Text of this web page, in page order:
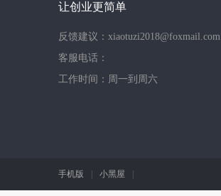
让创业更简单
反馈建议：xiaotuzi2018@foxmail.com
客服电话：
工作时间：周一到周六
手机版 小黑屋